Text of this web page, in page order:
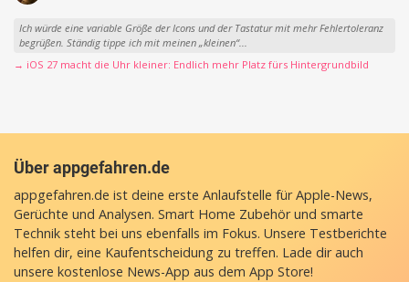
Ich würde eine variable Größe der Icons und der Tastatur mit mehr Fehlertoleranz
begrüßen. Ständig tippe ich mit meinen „kleinen“...
→ iOS 27 macht die Uhr kleiner: Endlich mehr Platz fürs Hintergrundbild
Über appgefahren.de
appgefahren.de ist deine erste Anlaufstelle für Apple-News,
Gerüchte und Analysen. Smart Home Zubehör und smarte
Technik steht bei uns ebenfalls im Fokus. Unsere Testberichte
helfen dir, eine Kaufentscheidung zu treffen. Lade dir auch
unsere kostenlose News-App aus dem App Store!